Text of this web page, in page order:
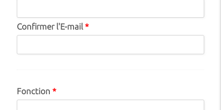
Confirmer l'E-mail*
Fonction *